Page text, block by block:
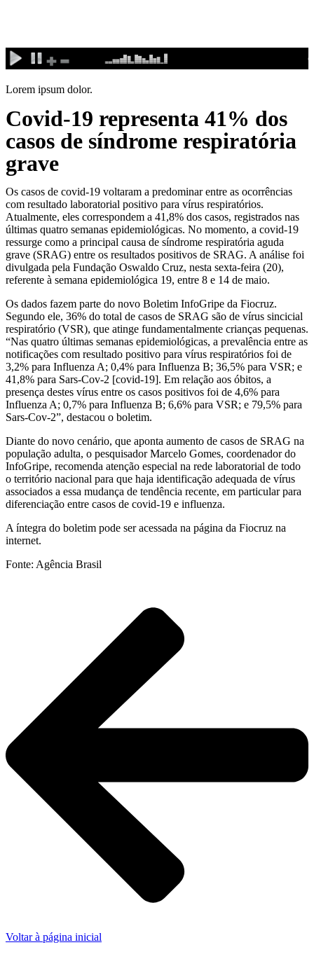
conteúdo
Lorem ipsum dolor.
Covid-19 representa 41% dos
casos de síndrome respiratória
grave
Os casos de covid-19 voltaram a predominar entre as ocorrências
com resultado laboratorial positivo para vírus respiratórios.
Atualmente, eles correspondem a 41,8% dos casos, registrados nas
últimas quatro semanas epidemiológicas. No momento, a covid-19
ressurge como a principal causa de síndrome respiratória aguda
grave (SRAG) entre os resultados positivos de SRAG. A análise foi
divulgada pela Fundação Oswaldo Cruz, nesta sexta-feira (20),
referente à semana epidemiológica 19, entre 8 e 14 de maio.
Os dados fazem parte do novo Boletim InfoGripe da Fiocruz.
Segundo ele, 36% do total de casos de SRAG são de vírus sincicial
respiratório (VSR), que atinge fundamentalmente crianças pequenas.
“Nas quatro últimas semanas epidemiológicas, a prevalência entre as
notificações com resultado positivo para vírus respiratórios foi de
3,2% para Influenza A; 0,4% para Influenza B; 36,5% para VSR; e
41,8% para Sars-Cov-2 [covid-19]. Em relação aos óbitos, a
presença destes vírus entre os casos positivos foi de 4,6% para
Influenza A; 0,7% para Influenza B; 6,6% para VSR; e 79,5% para
Sars-Cov-2”, destacou o boletim.
Diante do novo cenário, que aponta aumento de casos de SRAG na
população adulta, o pesquisador Marcelo Gomes, coordenador do
InfoGripe, recomenda atenção especial na rede laboratorial de todo
o território nacional para que haja identificação adequada de vírus
associados a essa mudança de tendência recente, em particular para
diferenciação entre casos de covid-19 e influenza.
A íntegra do boletim pode ser acessada na página da Fiocruz na
internet.
Fonte: Agência Brasil
Voltar à página inicial